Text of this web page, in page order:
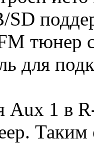
SD
тюнер
для
Aux 1 в